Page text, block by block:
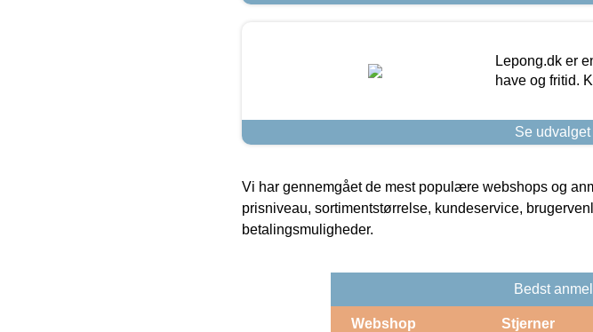
Lepong.dk er
have og fritid.
Se
Vi har gennemgået de mest populære webshops og
prisniveau, sortimentstørrelse, kundeservice,
betalingsmuligheder.
Bedst
Webshop Stjerner